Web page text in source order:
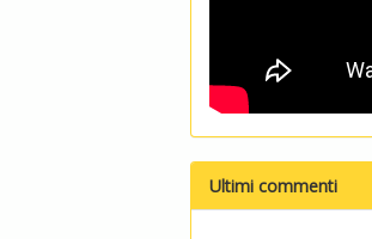
Ultimi commenti